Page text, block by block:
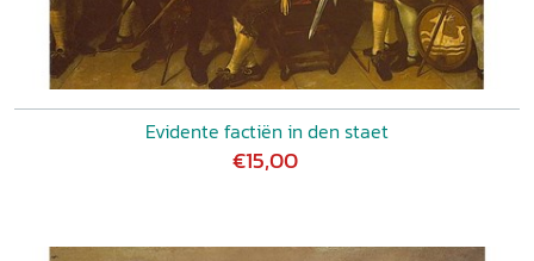
Evidente factiën in den staet
€15,00